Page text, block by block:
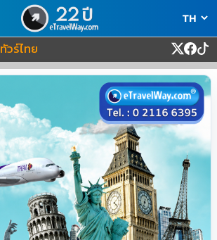
ทัวร์ไทย